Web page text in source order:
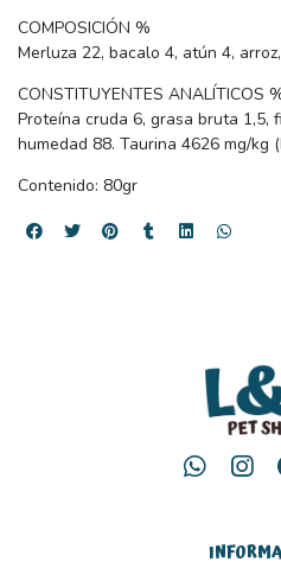
COMPOSICIÓN %
Merluza 22, bacalo 4, atún 4,
CONSTITUYENTES ANALÍTICOS
Proteína cruda 6, grasa bruta 1,5,
humedad 88. Taurina 4626 mg/kg
Contenido: 80gr